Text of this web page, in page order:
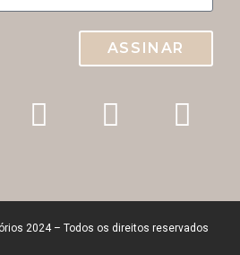
ASSINAR
2024 – Todos os direitos reservados